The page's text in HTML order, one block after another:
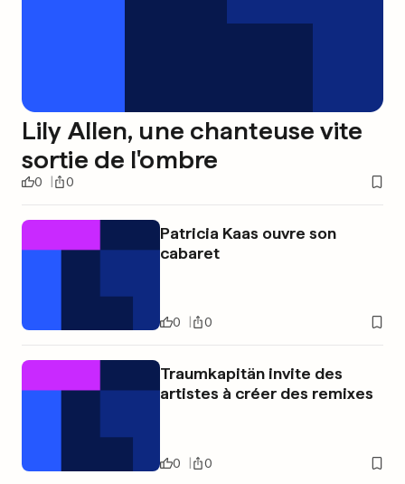
Lily Allen, une chanteuse vite
sortie de l'ombre
0 0
Patricia Kaas ouvre son
cabaret
0 0
Traumkapitän invite des
artistes à créer des remixes
0 0